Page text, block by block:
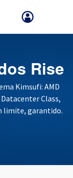
certos fatores como
Rise
Kimsufi: AMD
Datacenter Class,
limite, garantido.